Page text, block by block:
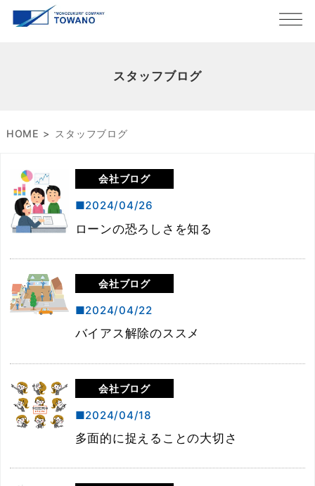
スタッフブログ
HOME スタッフブログ
会社ブログ
2024/04/26
ローンの恐ろしさを知る
会社ブログ
2024/04/22
バイアス解除のススメ
会社ブログ
2024/04/18
多面的に捉えることの大切さ